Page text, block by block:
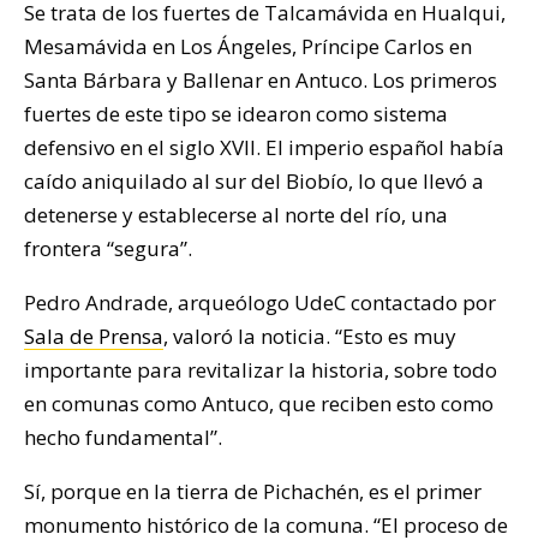
Se trata de los fuertes de Talcamávida en Hualqui,
Mesamávida en Los Ángeles, Príncipe Carlos en
Santa Bárbara y Ballenar en Antuco. Los primeros
fuertes de este tipo se idearon como sistema
defensivo en el siglo XVII. El imperio español había
caído aniquilado al sur del Biobío, lo que llevó a
detenerse y establecerse al norte del río, una
frontera “segura”.
Pedro Andrade, arqueólogo UdeC contactado por
Sala de Prensa, valoró la noticia. “Esto es muy
importante para revitalizar la historia, sobre todo
en comunas como Antuco, que reciben esto como
hecho fundamental”.
Sí, porque en la tierra de Pichachén, es el primer
monumento histórico de la comuna. “El proceso de